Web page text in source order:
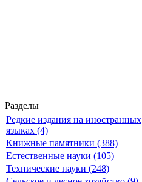
Разделы
Редкие издания на иностранных
языках (4)
Книжные памятники (388)
Естественные науки (105)
Технические науки (248)